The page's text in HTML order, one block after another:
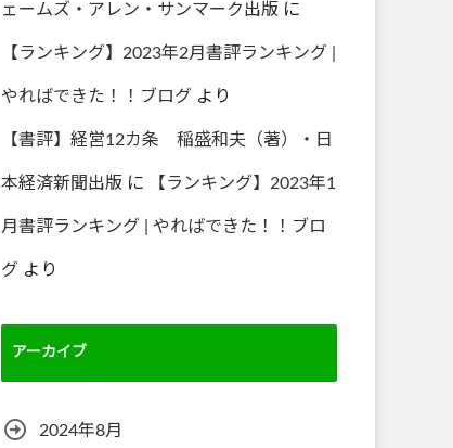
ェームズ・アレン・サンマーク出版 に
【ランキング】2023年2月書評ランキング |
やればできた！！ブログ より
【書評】経営12カ条 稲盛和夫（著）・日
本経済新聞出版 に 【ランキング】2023年1
月書評ランキング | やればできた！！ブロ
グ より
アーカイブ
2024年8月